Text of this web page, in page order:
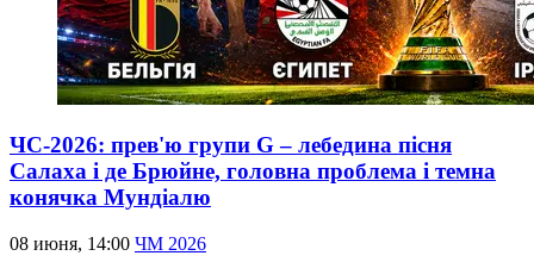
ЧС-2026: прев'ю групи G – лебедина пісня
Салаха і де Брюйне, головна проблема і темна
конячка Мундіалю
08 июня, 14:00 ЧМ 2026